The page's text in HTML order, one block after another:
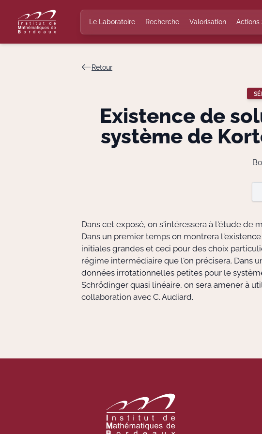
Le Laboratoire Recherche Valorisation Actions
Retour
Existence de
système de
Dans cet exposé, on s'intéressera à l'étude de
Dans un premier temps on montrera
initiales grandes et ceci pour des choix
régime intermédiaire que l'on précisera. Dans
données irrotationnelles petites pour le
Schrödinger quasi linéaire, on sera amener à
collaboration avec C. Audiard.